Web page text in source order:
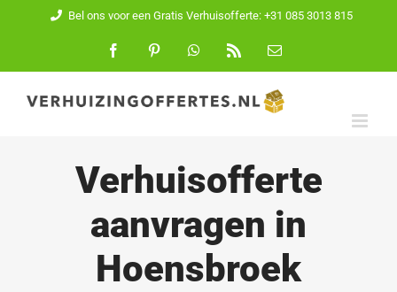
inhoud
Bel ons voor een Gratis Verhuisofferte: +31 085 3013 815
FacebookPinterest WhatsApp
E-
Verhuisofferte
aanvragen in
Hoensbroek